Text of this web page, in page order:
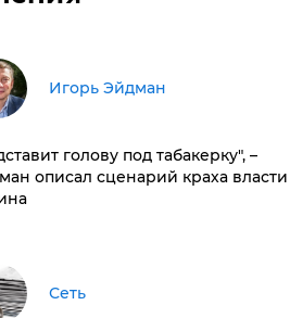
Игорь Эйдман
голову под табакерку", –
описал сценарий краха власти
Сеть